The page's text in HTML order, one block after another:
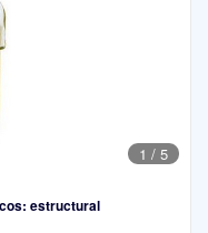
1 / 5
estructural